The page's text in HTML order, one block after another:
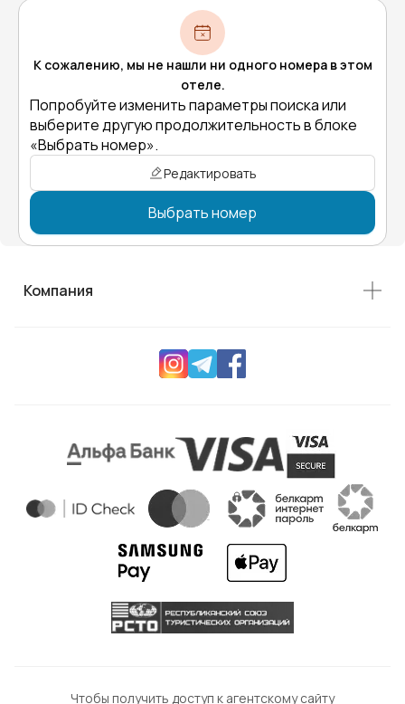
К сожалению, мы не нашли ни одного номера в этом
отеле.
Попробуйте изменить параметры поиска или
выберите другую продолжительность в блоке
«Выбрать номер».
Редактировать
Выбрать номер
Компания
Чтобы получить доступ к агентскому сайту